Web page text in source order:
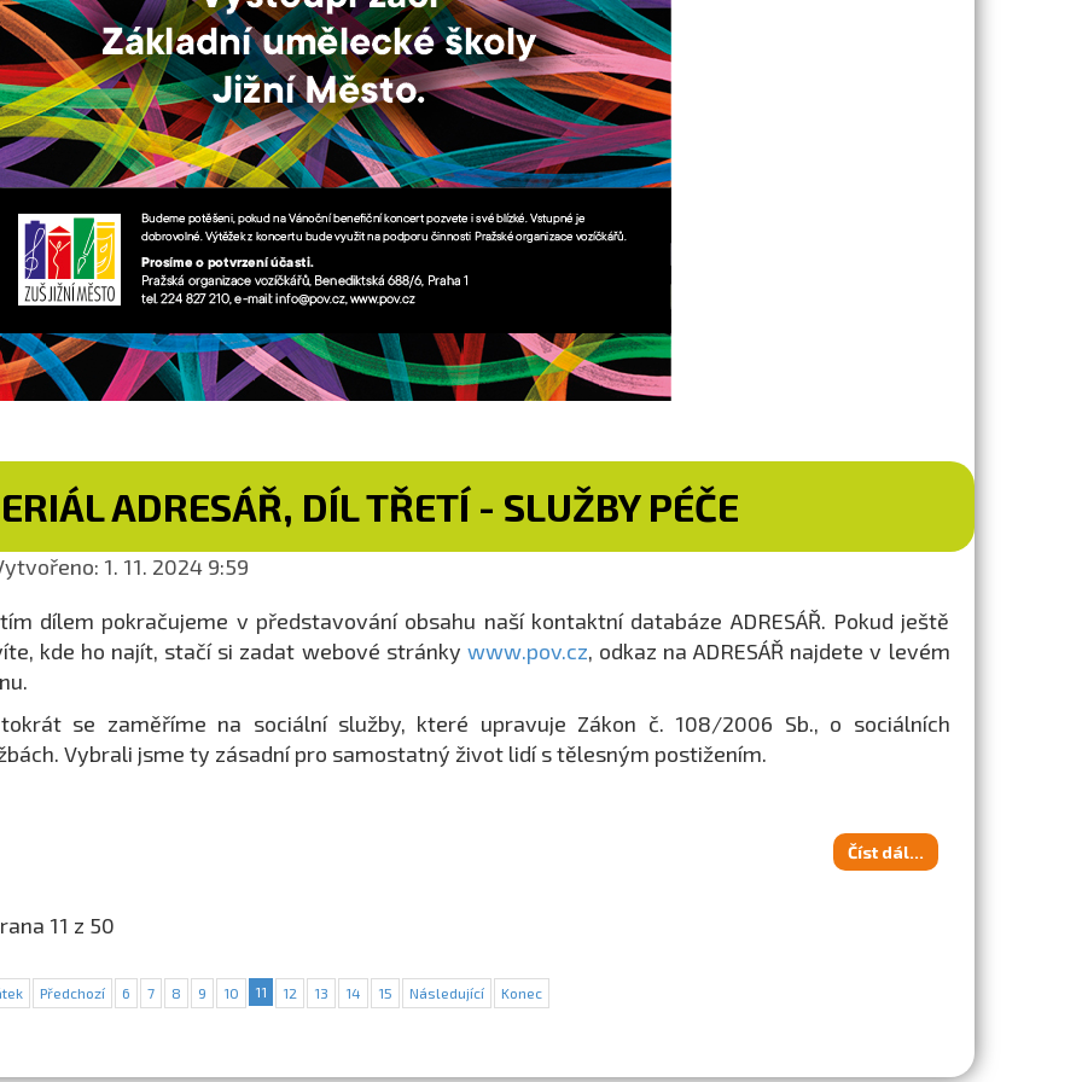
ADRESÁŘ, DÍL TŘETÍ - SLUŽBY PÉČE
1. 11. 2024 9:59
dílem pokračujeme v představování obsahu naší kontaktní databáze ADRESÁŘ. Pokud ještě
kde ho najít, stačí si zadat webové stránky www.pov.cz, odkaz na ADRESÁŘ najdete v levém
se zaměříme na sociální služby, které upravuje Zákon č. 108/2006 Sb., o sociálních
Vybrali jsme ty zásadní pro samostatný život lidí s tělesným postižením.
Číst dál...
11 z 50
Předchozí 6 7 8 9 10 11 12 13 14 15 Následující Konec